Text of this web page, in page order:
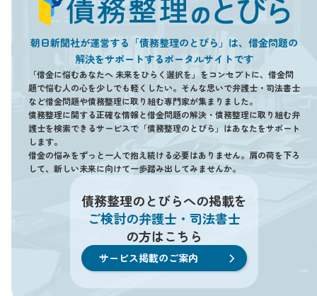
朝日新聞社が運営する「債務整理のとびら」は、借金問題の
解決をサポートするポータルサイトです
「借金に悩むあなたへ 未来をひらく選択を」をコンセプトに、借金問
題で悩む人の心を少しでも軽くしたい。そんな思いで弁護士・司法書士
など借金問題や債務整理に取り組む専門家が集まりました。
債務整理に関する正確な情報と借金問題の解決・債務整理に取り組む弁
護士を検索できるサービスで「債務整理のとびら」はあなたをサポート
します。
借金の悩みをずっと一人で抱え続ける必要はありません。肩の荷を下ろ
して、新しい未来に向けて一歩踏み出してみませんか。
債務整理のとびらへの掲載を
ご検討の弁護士・司法書士
の方はこちら
サービス掲載のご案内